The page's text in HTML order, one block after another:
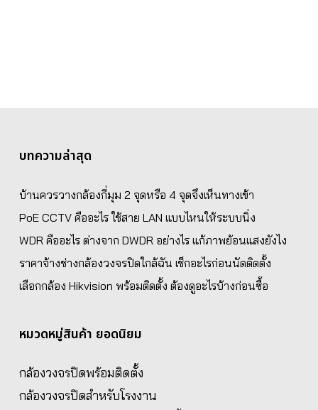
บทความล่าสุด
บ้านควรวางกล้องกี่มุม 2 จุดหรือ 4 จุดจึงเห็นทางเข้า
PoE CCTV คืออะไร ใช้สาย LAN แบบไหนให้ระบบนิ่ง
WDR คืออะไร ต่างจาก DWDR อย่างไร แก้ภาพย้อนแสงยังไง
ราคาจ้างช่างกล้องวงจรปิดใกล้ฉัน เช็กอะไรก่อนนัดติดตั้ง
เลือกกล้อง Hikvision พร้อมติดตั้ง ต้องดูอะไรบ้างก่อนซื้อ
หมวดหมู่สินค้า ยอดนิยม
กล้องวงจรปิดพร้อมติดตั้ง
กล้องวงจรปิดสำหรับโรงงาน